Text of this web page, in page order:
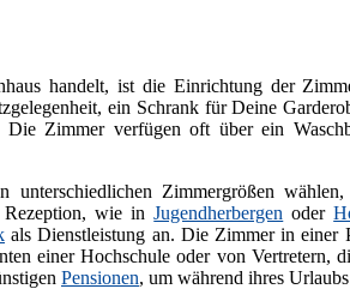
handelt, ist die Einrichtung der
ein Schrank für Deine
Zimmer verfügen oft über ein
unterschiedlichen Zimmergrößen
Rezeption, wie inJugendherbergen oder
als Dienstleistung an. Die Zimmer in einer
einer Hochschule oder von Vertretern,
Pensionen, um während ihres